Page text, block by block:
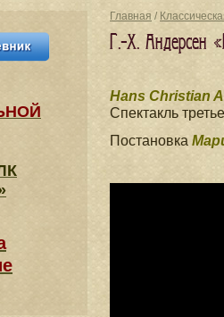
Главная /
Г.-Х. Андерсен
Hans Christian
Спектакль
Постановка